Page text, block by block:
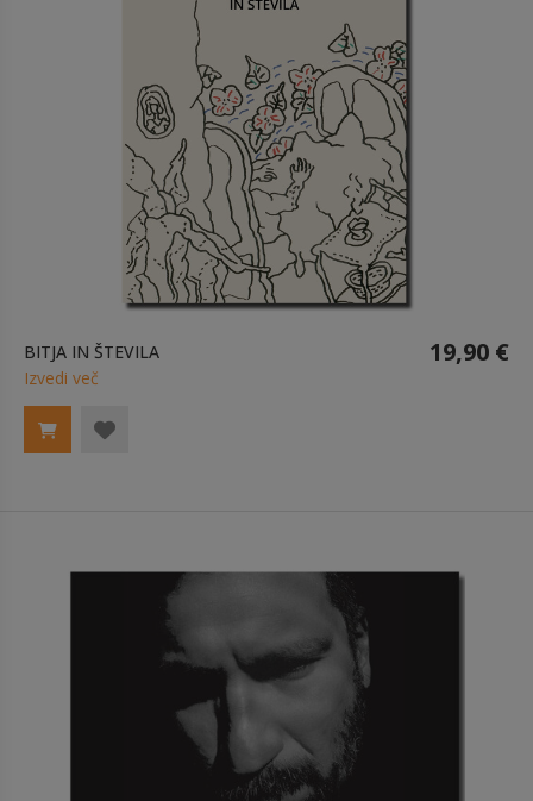
BITJA IN ŠTEVILA 19,90 €
Izvedi več